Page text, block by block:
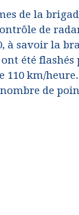
de la
de
à savoir la
été flashés
110 km/
de